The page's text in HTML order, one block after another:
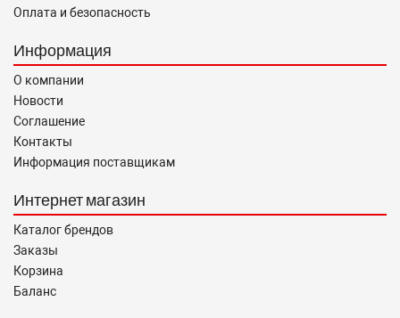
Оплата и безопасность
Информация
О компании
Новости
Соглашение
Контакты
Информация поставщикам
Интернет магазин
Каталог брендов
Заказы
Корзина
Баланс